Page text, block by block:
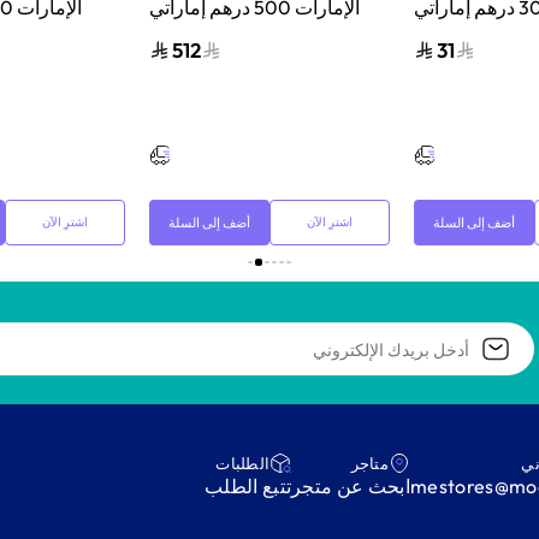
اشترِ الآن
الإمارات 500 درهم إماراتي
الإلكتروني أسود
512
أضف إلى السلة اشترِ الآن
الإمارات 30 درهم إماراتي
الإلكتروني أسود
31
أضف إلى السلة
متاجر
ابحث عن متجر
‫الطلبات‬
‫تتبع الطلب‬